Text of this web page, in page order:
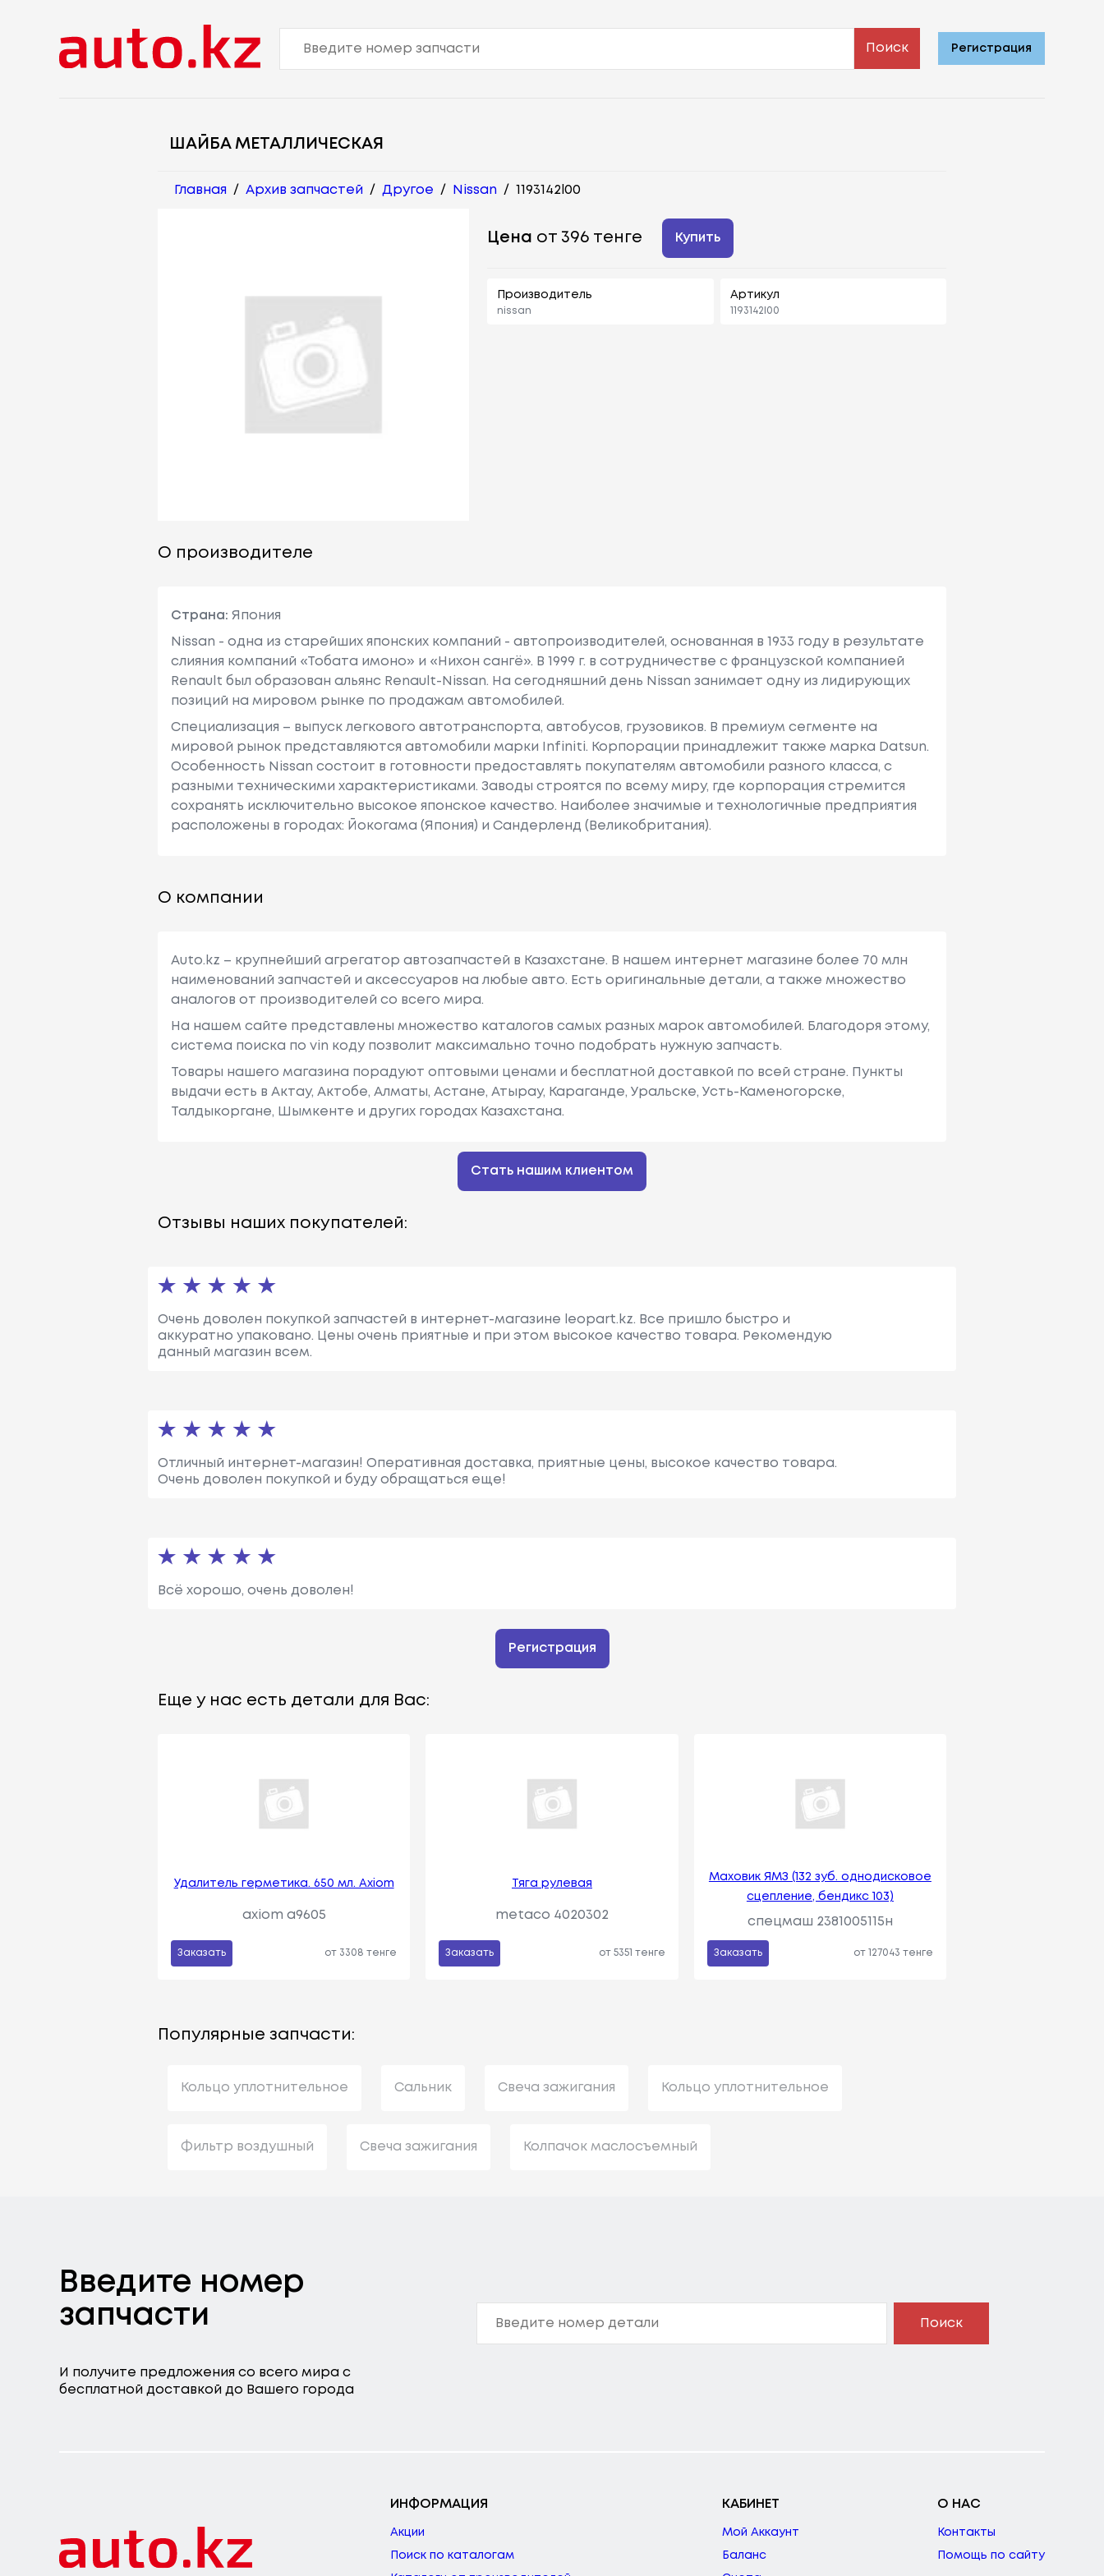
Поиск Регистрация
ШАЙБА МЕТАЛЛИЧЕСКАЯ
Главная / Архив запчастей / Другое / Nissan / 1193142l00
Цена от 396 тенге Купить
Производитель
nissan
Артикул
1193142l00
О производителе
Страна: Япония
Nissan - одна из старейших японских компаний - автопроизводителей, основанная в 1933 году в результате
слияния компаний «Тобата имоно» и «Нихон сангё». В 1999 г. в сотрудничестве с французcкой компанией
Renault был образован альянс Renault-Nissan. На сегодняшний день Nissan занимает одну из лидирующих
позиций на мировом рынке по продажам автомобилей.
Специализация – выпуск легкового автотранспорта, автобусов, грузовиков. В премиум сегменте на
мировой рынок представляются автомобили марки Infiniti. Корпорации принадлежит также марка Datsun.
Особенность Nissan состоит в готовности предоставлять покупателям автомобили разного класса, с
разными техническими характеристиками. Заводы строятся по всему миру, где корпорация стремится
сохранять исключительно высокое японское качество. Наиболее значимые и технологичные предприятия
расположены в городах: Йокогама (Япония) и Сандерленд (Великобритания).
О компании
Auto.kz – крупнейший агрегатор автозапчастей в Казахстане. В нашем интернет магазине более 70 млн
наименований запчастей и аксессуаров на любые авто. Есть оригинальные детали, а также множество
аналогов от производителей со всего мира.
На нашем сайте представлены множество каталогов самых разных марок автомобилей. Благодоря этому,
система поиска по vin коду позволит максимально точно подобрать нужную запчасть.
Товары нашего магазина порадуют оптовыми ценами и бесплатной доставкой по всей стране. Пункты
выдачи есть в Актау, Актобе, Алматы, Астане, Атырау, Караганде, Уральске, Усть-Каменогорске,
Талдыкоргане, Шымкенте и других городах Казахстана.
Стать нашим клиентом
Отзывы наших покупателей:
Очень доволен покупкой запчастей в интернет-магазине leopart.kz. Все пришло быстро и
аккуратно упаковано. Цены очень приятные и при этом высокое качество товара. Рекомендую
данный магазин всем.
Отличный интернет-магазин! Оперативная доставка, приятные цены, высокое качество товара.
Очень доволен покупкой и буду обращаться еще!
Всё хорошо, очень доволен!
Регистрация
Еще у нас есть детали для Вас:
Удалитель герметика. 650 мл. Axiom
axiom a9605
Заказать от 3308 тенге
Тяга рулевая
metaco 4020302
Заказать от 5351 тенге
Маховик ЯМЗ (132 зуб. однодисковое
сцепление, бендикс 103)
спецмаш 2381005115н
Заказать от 127043 тенге
Популярные запчасти:
Кольцо уплотнительное Сальник Свеча зажигания Кольцо уплотнительное
Фильтр воздушный Свеча зажигания Колпачок маслосъемный
Введите номер
запчасти
И получите предложения со всего мира с
бесплатной доставкой до Вашего города
Поиск
ИНФОРМАЦИЯ
Акции
Поиск по каталогам
КАБИНЕТ
Мой Аккаунт
Баланс
О НАС
Контакты
Помощь по сайту